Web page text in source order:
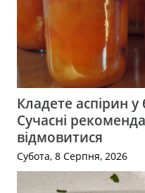
Кладете аспірин
Сучасні
відмовитися
Субота, 8 Серпня, 2026